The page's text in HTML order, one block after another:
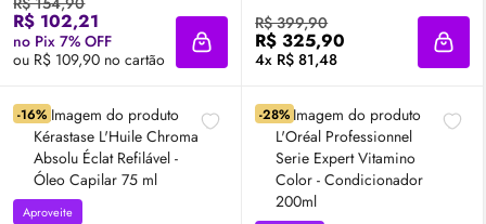
R$ 102,21
no Pix 7% OFF
ou R$ 109,90 no cartão
Adicionar à sacola
R$ 399,90
R$ 325,90
4x R$ 81,48
-16%
Aproveite
-28%